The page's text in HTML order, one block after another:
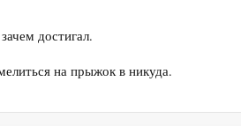
достигал.
на прыжок в никуда.